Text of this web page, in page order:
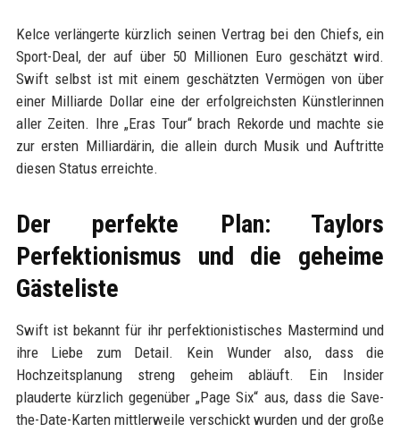
Kelce verlängerte kürzlich seinen Vertrag bei den Chiefs, ein
Sport-Deal, der auf über 50 Millionen Euro geschätzt wird.
Swift selbst ist mit einem geschätzten Vermögen von über
einer Milliarde Dollar eine der erfolgreichsten Künstlerinnen
aller Zeiten. Ihre „Eras Tour“ brach Rekorde und machte sie
zur ersten Milliardärin, die allein durch Musik und Auftritte
diesen Status erreichte.
Der perfekte Plan: Taylors
Perfektionismus und die geheime
Gästeliste
Swift ist bekannt für ihr perfektionistisches Mastermind und
ihre Liebe zum Detail. Kein Wunder also, dass die
Hochzeitsplanung streng geheim abläuft. Ein Insider
plauderte kürzlich gegenüber „Page Six“ aus, dass die Save-
the-Date-Karten mittlerweile verschickt wurden und der große